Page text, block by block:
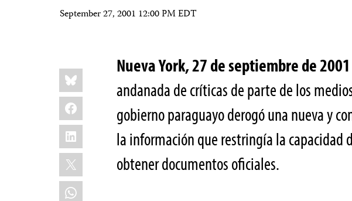
September 27, 2001 12:00 PM EDT
Share
this:
Bluesky
Facebook
LinkedIn
X
WhatsApp
Nueva York, 27 de septiembre de 2001
andanada de críticas de parte de los
gobierno paraguayo derogó una nueva y
la información que restringía la capacidad
obtener documentos oficiales.